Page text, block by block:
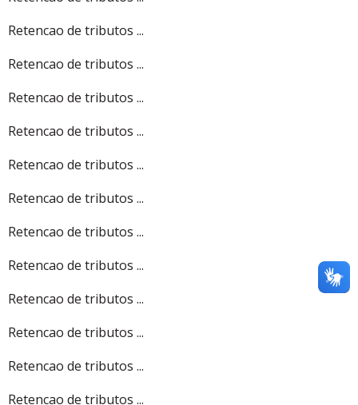
Retencao de tributos ...
Retencao de tributos ...
Retencao de tributos ...
Retencao de tributos ...
Retencao de tributos ...
Retencao de tributos ...
Retencao de tributos ...
Retencao de tributos ...
Retencao de tributos ...
Retencao de tributos ...
Retencao de tributos ...
Retencao de tributos ...